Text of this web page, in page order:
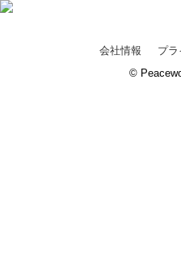
会社情報
プ
©